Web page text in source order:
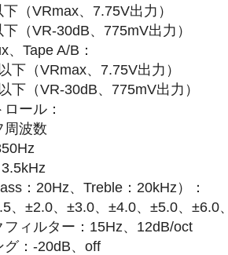
VRmax、7.75V出力）
VR-30dB、775mV出力）
Tape A/B：
（VRmax、7.75V出力）
（VR-30dB、775mV出力）
ール：
波数
：20Hz、Treble：20kHz）：
、±2.0、±3.0、±4.0、±5.0、±6.0
フィルター：15Hz、12dB/oct
グ：-20dB、off